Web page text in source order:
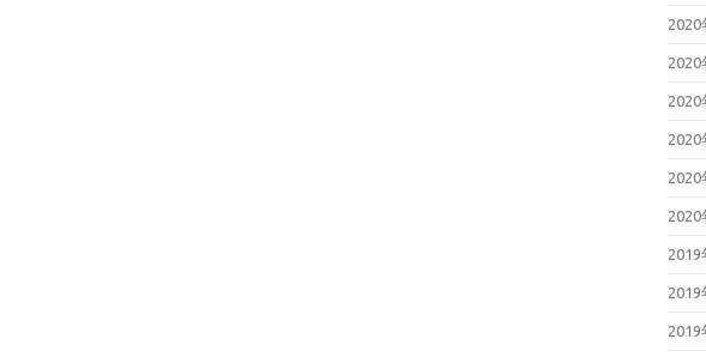
2020
2020
2020
2020
2020
2020
2019
2019
2019